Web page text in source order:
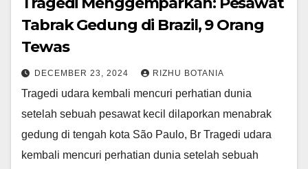
Tabrak Gedung di Brazil, 9 Orang
Tewas
DECEMBER 23, 2024 RIZHU BOTANIA
Tragedi udara kembali mencuri perhatian dunia
setelah sebuah pesawat kecil dilaporkan menabrak
gedung di tengah kota São Paulo, Br Tragedi udara
kembali mencuri perhatian dunia setelah sebuah